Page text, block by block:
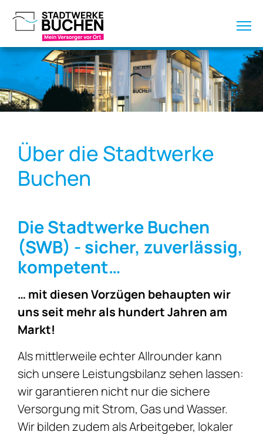
Über die Stadtwerke
Buchen
Die Stadtwerke Buchen
(SWB) - sicher, zuverlässig,
kompetent…
… mit diesen Vorzügen behaupten wir
uns seit mehr als hundert Jahren am
Markt!
Als mittlerweile echter Allrounder kann
sich unsere Leistungsbilanz sehen lassen:
wir garantieren nicht nur die sichere
Versorgung mit Strom, Gas und Wasser.
Wir bilden zudem als Arbeitgeber, lokaler